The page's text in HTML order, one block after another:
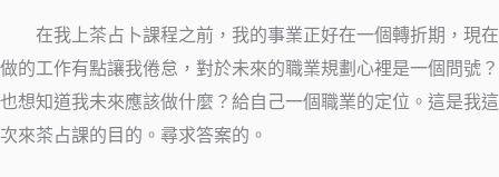
在我上茶占卜課程之前，我的事業正好在一個轉折期，現在
做的工作有點讓我倦怠，對於未來的職業規劃心裡是一個問號？
也想知道我未來應該做什麼？給自己一個職業的定位。這是我這
次來茶占課的目的。尋求答案的。